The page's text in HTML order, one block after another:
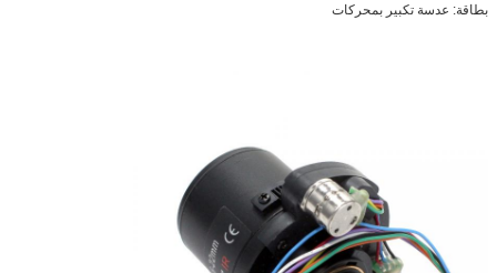
بطاقة: عدسة تكبير بمحركات